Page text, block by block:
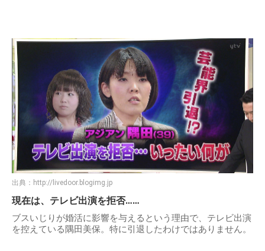
出典： http://livedoor.blogimg.jp
現在は、テレビ出演を拒否……
ブスいじりが婚活に影響を与えるという理由で、テレビ出演
を控えている隅田美保。特に引退したわけではありません。